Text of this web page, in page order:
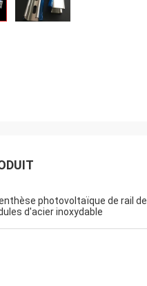
photovoltaïque de rail de
d'acier inoxydable